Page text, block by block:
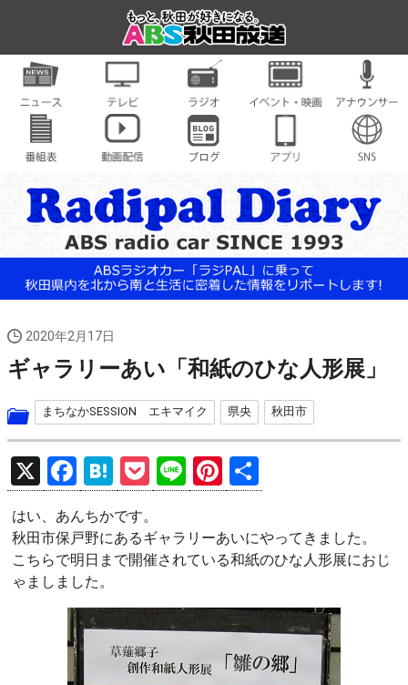
2020年2月17日
ギャラリーあい「和紙のひな人形展」
まちなかSESSION エキマイク 県央 秋田市
X
F
a
ce
b
o
o
k
H
at
e
n
P
o
ck
et
Li
n
e
Pi
nt
er
es
有
はい、あんちかです。
秋田市保戸野にあるギャラリーあいにやってきました。
こちらで明日まで開催されている和紙のひな人形展におじ
ゃましました。